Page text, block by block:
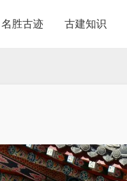
名胜古迹 古建知识